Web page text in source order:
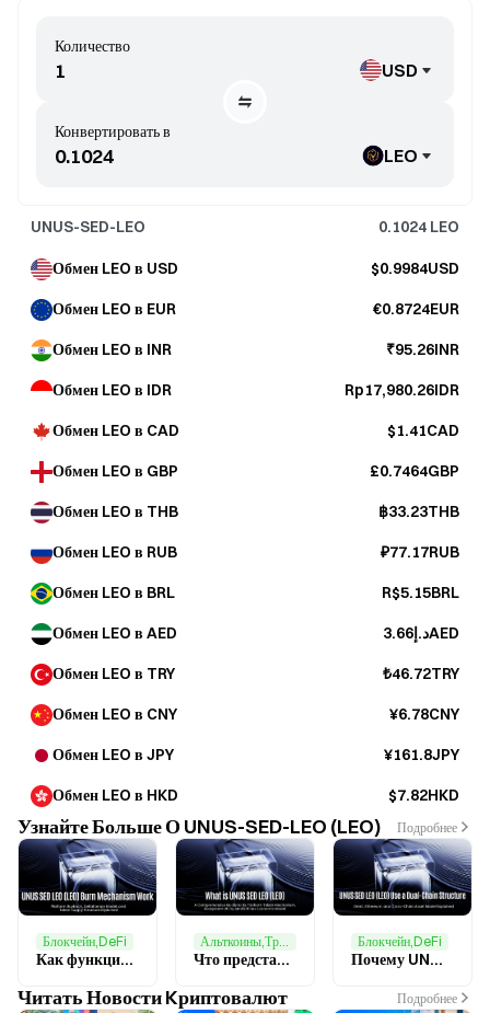
Конвертировать в
LEO
Количество
USD
UNUS-SED-LEO 0.1024 LEO
Обмен LEO в USD $0.9984USD
Обмен LEO в EUR €0.8724EUR
Обмен LEO в INR ₹95.26INR
Обмен LEO в IDR Rp17,980.26IDR
Обмен LEO в CAD $1.41CAD
Обмен LEO в GBP £0.7464GBP
Обмен LEO в THB ฿33.23THB
Обмен LEO в RUB ₽77.17RUB
Обмен LEO в BRL R$5.15BRL
Обмен LEO в AED د.إ3.66AED
Обмен LEO в TRY ₺46.72TRY
Обмен LEO в CNY ¥6.78CNY
Обмен LEO в JPY ¥161.8JPY
Обмен LEO в HKD $7.82HKD
Узнайте Больше О UNUS-SED-LEO (LEO) Подробнее
Блокчейн,DeFi
Как функционирует механизм сжигания UNUS SED LEO (LEO)? Анализ обратного выкупа платформы, дефляционной модели и структуры предложения токена
Альткоины,Трейдинг
Что представляет собой UNUS SED LEO (LEO)? Глубокий анализ механизмов токена платформы, применения в экосистеме и экономической модели Bitfinex
Блокчейн,DeFi
Почему UNUS SED LEO (LEO) применяет двухцепочечную структуру? Подробный обзор Omni, Ethereum и кроссчейн-моделей активов
Читать Новости Kриптовалют Подробнее